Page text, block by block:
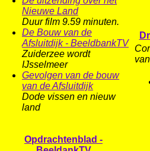
Nieuwe Land
Duur film 9.59 minuten.
De Bouw van de
Afsluitdijk - BeeldbankTV
Zuiderzee wordt
IJsselmeer
Gevolgen van de bouw
van de Afsluitdijk
Dode vissen en nieuw
land
Opdrachtenblad -